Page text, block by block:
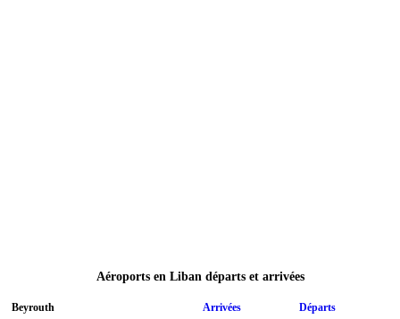
Aéroports en Liban départs et arrivées
Beyrouth Arrivées Départs